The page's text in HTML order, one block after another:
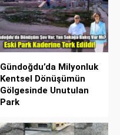
Gündoğdu’da Milyonluk
Kentsel Dönüşümün
Gölgesinde Unutulan
Park